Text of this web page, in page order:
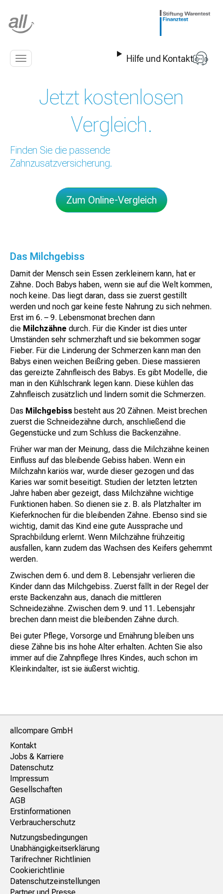
Navigation
Hilfe und Kontakt
Jetzt kostenlosen
Vergleich.
Finden Sie die passende
Zahnzusatzversicherung.
Zum Online-Vergleich
Das Milchgebiss
Damit der Mensch sein Essen zerkleinern kann, hat er
Zähne. Doch Babys haben, wenn sie auf die Welt kommen,
noch keine. Das liegt daran, dass sie zuerst gestillt
werden und noch gar keine feste Nahrung zu sich nehmen.
Erst im 6. – 9. Lebensmonat brechen dann
die Milchzähne durch. Für die Kinder ist dies unter
Umständen sehr schmerzhaft und sie bekommen sogar
Fieber. Für die Linderung der Schmerzen kann man den
Babys einen weichen Beißring geben. Diese massieren
das gereizte Zahnfleisch des Babys. Es gibt Modelle, die
man in den Kühlschrank legen kann. Diese kühlen das
Zahnfleisch zusätzlich und lindern somit die Schmerzen.
Das Milchgebiss besteht aus 20 Zähnen. Meist brechen
zuerst die Schneidezähne durch, anschließend die
Gegenstücke und zum Schluss die Backenzähne.
Früher war man der Meinung, dass die Milchzähne keinen
Einfluss auf das bleibende Gebiss haben. Wenn ein
Milchzahn kariös war, wurde dieser gezogen und das
Karies war somit beseitigt. Studien der letzten letzten
Jahre haben aber gezeigt, dass Milchzähne wichtige
Funktionen haben. So dienen sie z. B. als Platzhalter im
Kieferknochen für die bleibenden Zähne. Ebenso sind sie
wichtig, damit das Kind eine gute Aussprache und
Sprachbildung erlernt. Wenn Milchzähne frühzeitig
ausfallen, kann zudem das Wachsen des Keifers gehemmt
werden.
Zwischen dem 6. und dem 8. Lebensjahr verlieren die
Kinder dann das Milchgebiss. Zuerst fällt in der Regel der
erste Backenzahn aus, danach die mittleren
Schneidezähne. Zwischen dem 9. und 11. Lebensjahr
brechen dann meist die bleibenden Zähne durch.
Bei guter Pflege, Vorsorge und Ernährung bleiben uns
diese Zähne bis ins hohe Alter erhalten. Achten Sie also
immer auf die Zahnpflege Ihres Kindes, auch schon im
Kleinkindalter, ist sie äußerst wichtig.
allcompare GmbH
Kontakt
Jobs & Karriere
Datenschutz
Impressum
Gesellschaften
AGB
Erstinformationen
Verbraucherschutz
Nutzungsbedingungen
Unabhängigkeitserklärung
Tarifrechner Richtlinien
Cookierichtlinie
Datenschutzeinstellungen